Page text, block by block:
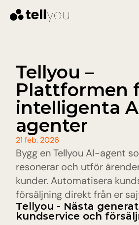
Tjänster
Pris
LÖSNINGAR
Kundtjänst
Omedelbara svar och färre
snabb och konsekvent
Kvalificera leads, svara på
Resurser
Blogg
Tellyou –
Plattformen
intelligenta
agenter
21 feb. 2026
Bygg en Tellyou AI-agent
resonerar och utför
kunder. Automatisera
försäljning direkt från er
Tellyou - Nästa
kundservice och